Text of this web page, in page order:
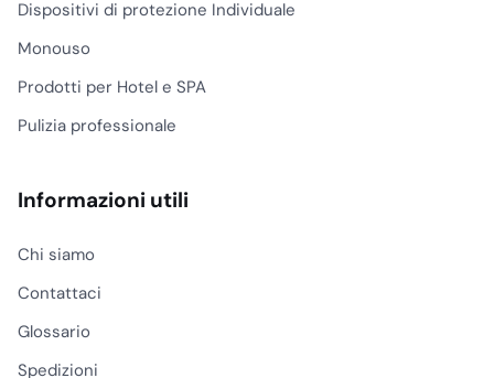
Dispositivi di protezione Individuale
Monouso
Prodotti per Hotel e SPA
Pulizia professionale
Informazioni utili
Chi siamo
Contattaci
Glossario
Spedizioni